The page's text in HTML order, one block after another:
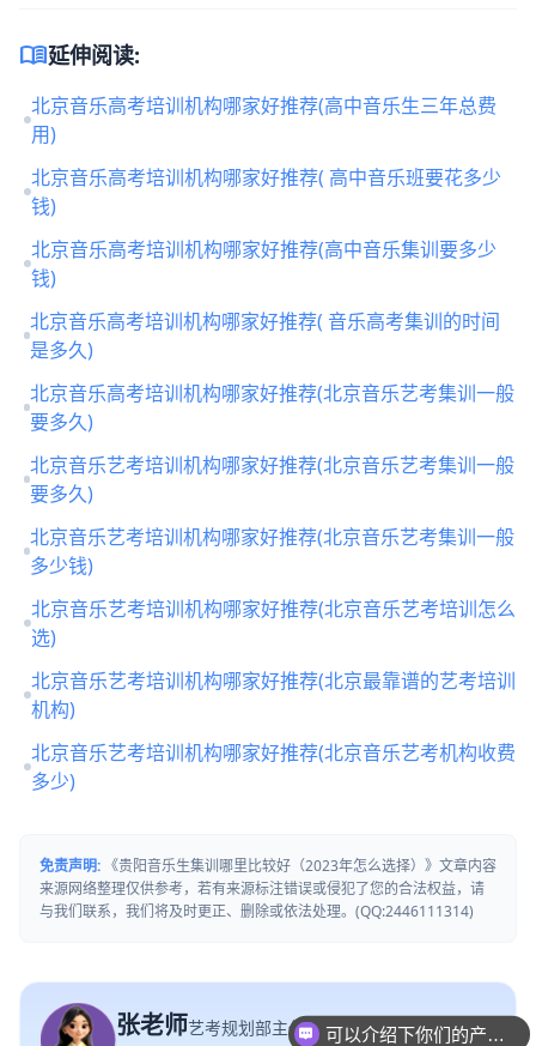
menu_book延伸阅读:
北京音乐高考培训机构哪家好推荐(高中音乐生三年总费
用)
北京音乐高考培训机构哪家好推荐( 高中音乐班要花多少
钱)
北京音乐高考培训机构哪家好推荐(高中音乐集训要多少
钱)
北京音乐高考培训机构哪家好推荐( 音乐高考集训的时间
是多久)
北京音乐高考培训机构哪家好推荐(北京音乐艺考集训一般
要多久)
北京音乐艺考培训机构哪家好推荐(北京音乐艺考集训一般
要多久)
北京音乐艺考培训机构哪家好推荐(北京音乐艺考集训一般
多少钱)
北京音乐艺考培训机构哪家好推荐(北京音乐艺考培训怎么
选)
北京音乐艺考培训机构哪家好推荐(北京最靠谱的艺考培训
机构)
北京音乐艺考培训机构哪家好推荐(北京音乐艺考机构收费
多少)
免责声明: 《贵阳音乐生集训哪里比较好（2023年怎么选择）》文章内容
来源网络整理仅供参考，若有来源标注错误或侵犯了您的合法权益，请
与我们联系，我们将及时更正、删除或依法处理。(QQ:2446111314)
张老师艺考规划部主任